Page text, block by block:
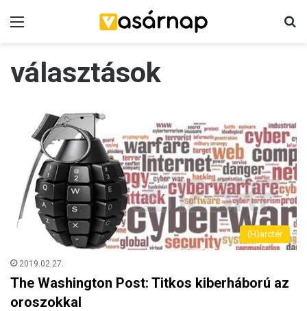
választások
(H)arctér
2019.02.27.
The Washington Post: Titkos kiberháború az
oroszokkal